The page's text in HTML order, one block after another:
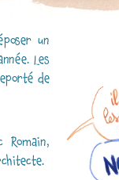
un
Les
de